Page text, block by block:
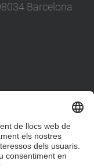
Barcelona